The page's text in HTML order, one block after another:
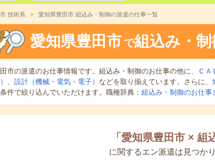
技術系 愛知県豊田市 組込み・制御の派遣の仕事一覧
愛知県豊田市 で組込み・制
市の派遣のお仕事情報です。組込み・制御のお仕事の他に、 ＣＡ
、 設計（機械・電気・電子） などを取り揃えています。さらに、
件で絞り込んでいただけます。職種辞典： 組込み・制御のお仕事
「 愛知県豊田市 × 組
に関するエン派遣は見つか